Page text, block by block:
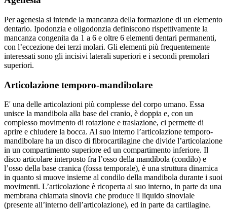
Per agenesia si intende la mancanza della formazione di un elemento
dentario. Ipodonzia e oligodonzia definiscono rispettivamente la
mancanza congenita da 1 a 6 e oltre 6 elementi dentari permanenti,
con l’eccezione dei terzi molari. Gli elementi più frequentemente
interessati sono gli incisivi laterali superiori e i secondi premolari
superiori.
Articolazione temporo-mandibolare
E' una delle articolazioni più complesse del corpo umano. Essa
unisce la mandibola alla base del cranio, è doppia e, con un
complesso movimento di rotazione e traslazione, ci permette di
aprire e chiudere la bocca. Al suo interno l’articolazione temporo-
mandibolare ha un disco di fibrocartilagine che divide l’articolazione
in un compartimento superiore ed un compartimento inferiore. Il
disco articolare interposto fra l’osso della mandibola (condilo) e
l’osso della base cranica (fossa temporale), è una struttura dinamica
in quanto si muove insieme al condilo della mandibola durante i suoi
movimenti. L’articolazione è ricoperta al suo interno, in parte da una
membrana chiamata sinovia che produce il liquido sinoviale
(presente all’interno dell’articolazione), ed in parte da cartilagine.